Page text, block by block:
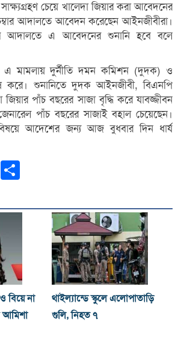
চেয়ে খালেদা জিয়ার করা আবেদনের
আদালতে আবেদন করেছেন আইনজীবীরা।
আদালতে এ আবেদনের শুনানি হবে বলে
মামলায় দুর্নীতি দমন কমিশন (দুদক) ও
করে। শুনানিতে দুদক আইনজীবী, বিএনপি
জিয়ার পাঁচ বছরের সাজা বৃদ্ধি করে যাবজ্জীবন
পাঁচ বছরের সাজাই বহাল চেয়েছেন।
আদেশের জন্য আজ বুধবার দিন ধার্য
Email
বিয়ে না
আমিশা
থাইল্যান্ডে স্কুলে এলোপাতাড়ি
গুলি, নিহত ৭